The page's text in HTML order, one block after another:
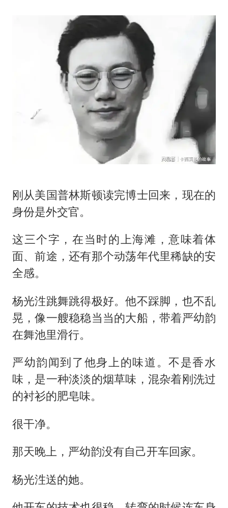
刚从美国普林斯顿读完博士回来，现在的
身份是外交官。
这三个字，在当时的上海滩，意味着体
面、前途，还有那个动荡年代里稀缺的安
全感。
杨光泩跳舞跳得极好。他不踩脚，也不乱
晃，像一艘稳稳当当的大船，带着严幼韵
在舞池里滑行。
严幼韵闻到了他身上的味道。不是香水
味，是一种淡淡的烟草味，混杂着刚洗过
的衬衫的肥皂味。
很干净。
那天晚上，严幼韵没有自己开车回家。
杨光泩送的她。